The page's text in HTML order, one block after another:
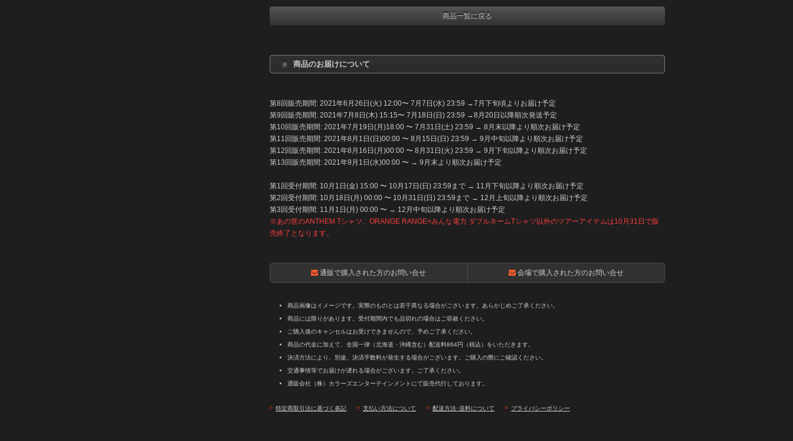
商品一覧に戻る
商品のお届けについて
第8回販売期間: 2021年6月26日(火) 12:00〜 7月7日(水) 23:59 →7月下旬頃よりお届け予定
第9回販売期間: 2021年7月8日(木) 15:15〜 7月18日(日) 23:59 →8月20日以降順次発送予定
第10回販売期間: 2021年7月19日(月)18:00 〜 7月31日(土) 23:59 → 8月末以降より順次お届け予定
第11回販売期間: 2021年8月1日(日)00:00 〜 8月15日(日) 23:59 → 9月中旬以降より順次お届け予定
第12回販売期間: 2021年8月16日(月)00:00 〜 8月31日(火) 23:59 → 9月下旬以降より順次お届け予定
第13回販売期間: 2021年9月1日(水)00:00 〜 → 9月末より順次お届け予定
第1回受付期間: 10月1日(金) 15:00 〜 10月17日(日) 23:59まで → 11月下旬以降より順次お届け予定
第2回受付期間: 10月18日(月) 00:00 〜 10月31日(日) 23:59まで → 12月上旬以降より順次お届け予定
第3回受付期間: 11月1日(月) 00:00 〜 → 12月中旬以降より順次お届け予定
※あの世のANTHEM Tシャツ、ORANGE RANGE×みんな電力 ダブルネームTシャツ以外のツアーアイテムは10月31日で販
売終了となります。
通販で購入された方のお問い合せ 会場で購入された方のお問い合せ
商品画像はイメージです。実際のものとは若干異なる場合がございます。あらかじめご了承ください。
商品には限りがあります。受付期間内でも品切れの場合はご容赦ください。
ご購入後のキャンセルはお受けできませんので、予めご了承ください。
商品の代金に加えて、全国一律（北海道・沖縄含む）配送料864円（税込）をいただきます。
決済方法により、別途、決済手数料が発生する場合がございます。ご購入の際にご確認ください。
交通事情等でお届けが遅れる場合がございます。ご了承ください。
通販会社（株）カラーズエンターテインメントにて販売代行しております。
特定商取引法に基づく表記 支払い方法について 配送方法･送料について プライバシーポリシー